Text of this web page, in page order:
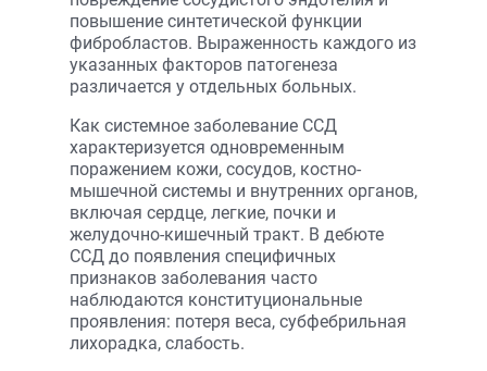
повышение синтетической функции
фибробластов. Выраженность каждого из
указанных факторов патогенеза
различается у отдельных больных.
Как системное заболевание ССД
характеризуется одновременным
поражением кожи, сосудов, костно-
мышечной системы и внутренних органов,
включая сердце, легкие, почки и
желудочно-кишечный тракт. В дебюте
ССД до появления специфичных
признаков заболевания часто
наблюдаются конституциональные
проявления: потеря веса, субфебрильная
лихорадка, слабость.